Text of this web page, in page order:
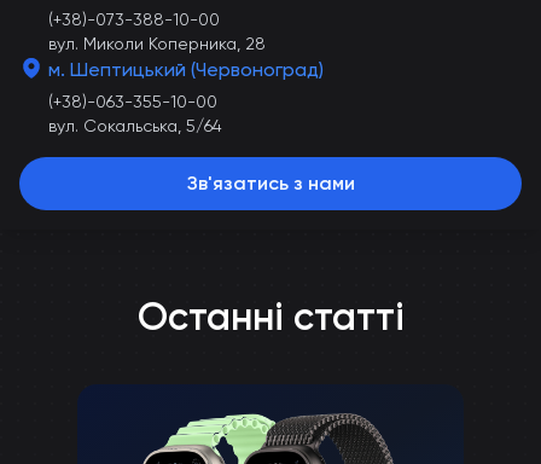
(+38)-073-388-10-00
вул. Миколи Коперника, 28
м. Шептицький (Червоноград)
(+38)-063-355-10-00
вул. Сокальська, 5/64
Зв'язатись з нами
Останні статті